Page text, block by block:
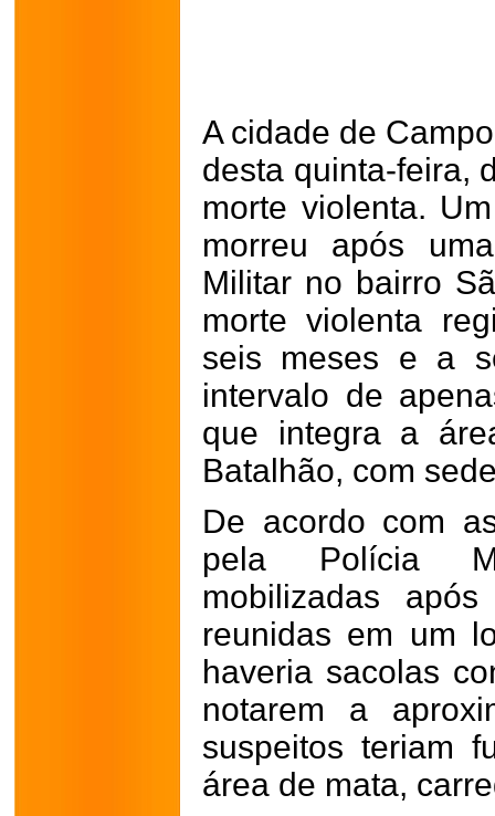
A cidade de
desta quinta-feira,
morte violenta.
morreu após
Militar no bairro
morte violenta
seis meses e a
intervalo de
que integra a
Batalhão, com
De acordo com
pela Polícia
mobilizadas
reunidas em um
haveria sacolas
notarem a
suspeitos teriam
área de mata,